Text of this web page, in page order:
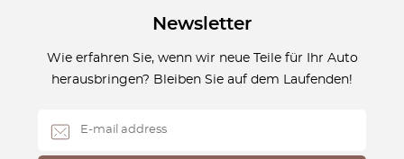
Newsletter
Wie erfahren Sie, wenn wir neue Teile für Ihr Auto
herausbringen? Bleiben Sie auf dem Laufenden!